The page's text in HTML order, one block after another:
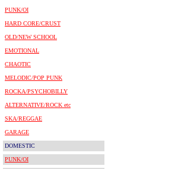
PUNK/OI
HARD CORE/CRUST
OLD/NEW SCHOOL
EMOTIONAL
CHAOTIC
MELODIC/POP PUNK
ROCKA/PSYCHOBILLY
ALTERNATIVE/ROCK etc
SKA/REGGAE
GARAGE
DOMESTIC
PUNK/OI